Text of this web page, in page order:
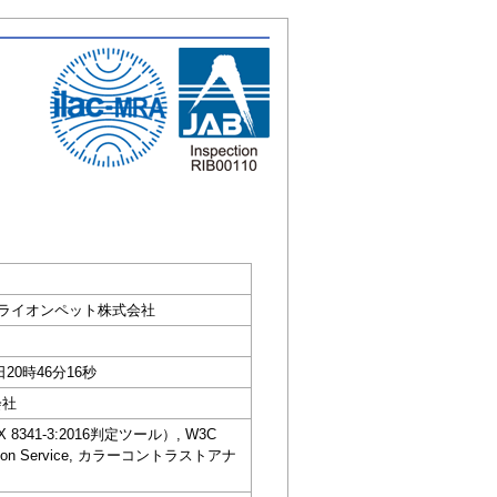
イオンペット株式会社
20時46分16秒
8341-3:2016判定ツール）, W3C
Service, カラーコントラストアナ